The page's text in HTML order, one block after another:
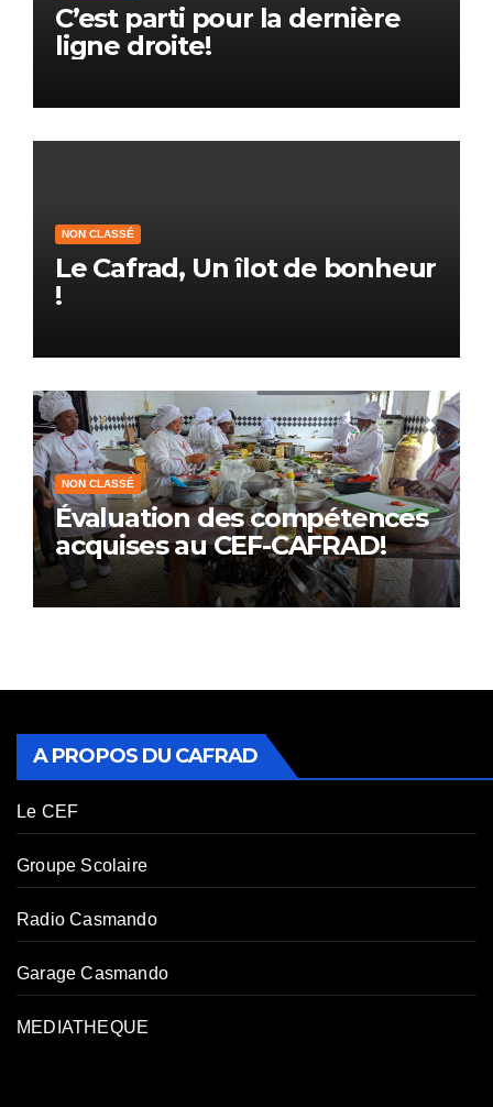
C’est parti pour la dernière
ligne droite!
NON CLASSÉ
Le Cafrad, Un îlot de bonheur
!
NON CLASSÉ
Évaluation des compétences
acquises au CEF-CAFRAD!
A PROPOS DU CAFRAD
Le CEF
Groupe Scolaire
Radio Casmando
Garage Casmando
MEDIATHEQUE